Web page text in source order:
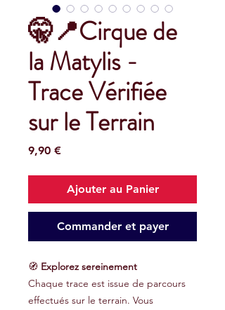
🤫📍Cirque de
la Matylis -
Trace Vérifiée
sur le Terrain
9,90 €Prix
Ajouter au Panier
Commander et payer
🧭 Explorez sereinement
Chaque trace est issue de parcours
effectués sur le terrain. Vous